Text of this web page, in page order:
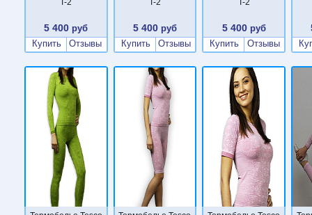
T-2
5 400 руб
Купить
Отзывы
T-2
5 400 руб
Купить
Отзывы
T-2
5 400руб
Купить
Отзывы